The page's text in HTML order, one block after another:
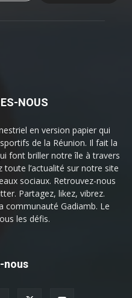
NOUS
en version papier qui
de la Réunion. Il fait la
font briller notre île à travers
l’actualité sur notre site
sociaux. Retrouvez-nous
Partagez, likez, vibrez.
communauté Gadiamb. Le
les défis.
nous